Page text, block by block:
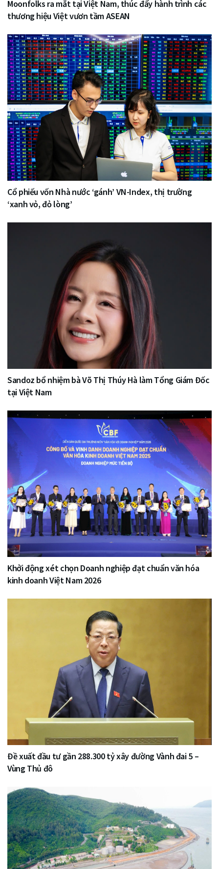
Moonfolks ra mắt tại Việt Nam, thúc đẩy hành trình các
thương hiệu Việt vươn tầm ASEAN
Cổ phiếu vốn Nhà nước ‘gánh’ VN-Index, thị trường
‘xanh vỏ, đỏ lòng’
Sandoz bổ nhiệm bà Võ Thị Thúy Hà làm Tổng Giám Đốc
tại Việt Nam
Khởi động xét chọn Doanh nghiệp đạt chuẩn văn hóa
kinh doanh Việt Nam 2026
Đề xuất đầu tư gần 288.300 tỷ xây đường Vành đai 5 –
Vùng Thủ đô